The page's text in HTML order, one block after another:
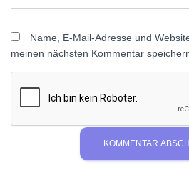
Name, E-Mail-Adresse und
meinen nächsten Kommentar